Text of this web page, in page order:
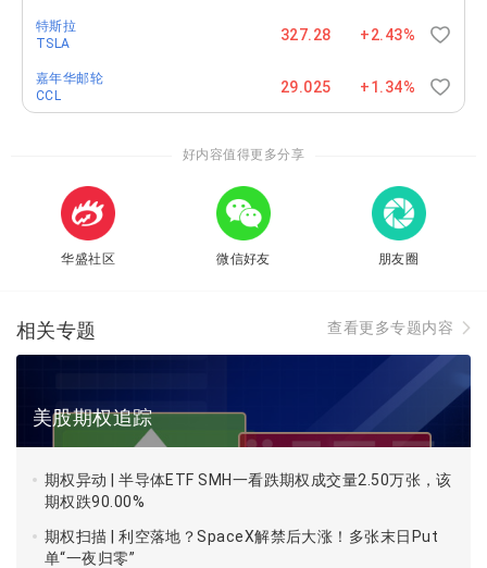
拼多多：隔夜涨4.62%，当日期权成交总量达55万张，
较前一日减少5.73万张，环比前一日降低0.09倍。未平
仓量有167万张。期权链：拼多多 PDD 期权链
美光科技 ：隔夜跌2.17%，当日期权成交总量达49万
张，较前一日减少69.92万张，环比前一日降低0.59倍。
未平仓量有204万张。期权链：美光科技 MU 期权链
代码 成交量 PUT/CALL
$NVDA 26.88M 1.0
$NIO 6.52 0.8M
$BABA 107.33
$AMZN 187.97 0.61M 3.78M 0.9
特斯拉
TSLA
327.28 +2.43%
嘉年华邮轮
CCL
29.025 +1.34%
好内容值得更多分享
华盛社区 微信好友 朋友圈
相关专题 查看更多专题内容
美股期权追踪
期权异动 | 半导体ETF SMH一看跌期权成交量2.50万张，该
期权跌90.00%
期权扫描 | 利空落地？SpaceX解禁后大涨！多张末日Put
单“一夜归零”